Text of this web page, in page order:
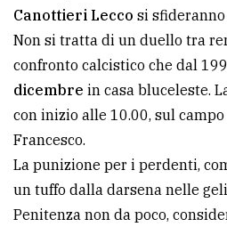
Cerca
per
comune
Ricerca
avanzata
LE
ALTRE
Canottieri Lecco si
Non si tratta di un duello tra
confronto calcistico che dal
dicembre in casa bluceleste.
con inizio alle 10.00, sul
Francesco.
La punizione per i perdenti,
un tuffo dalla darsena nelle
Penitenza non da poco,